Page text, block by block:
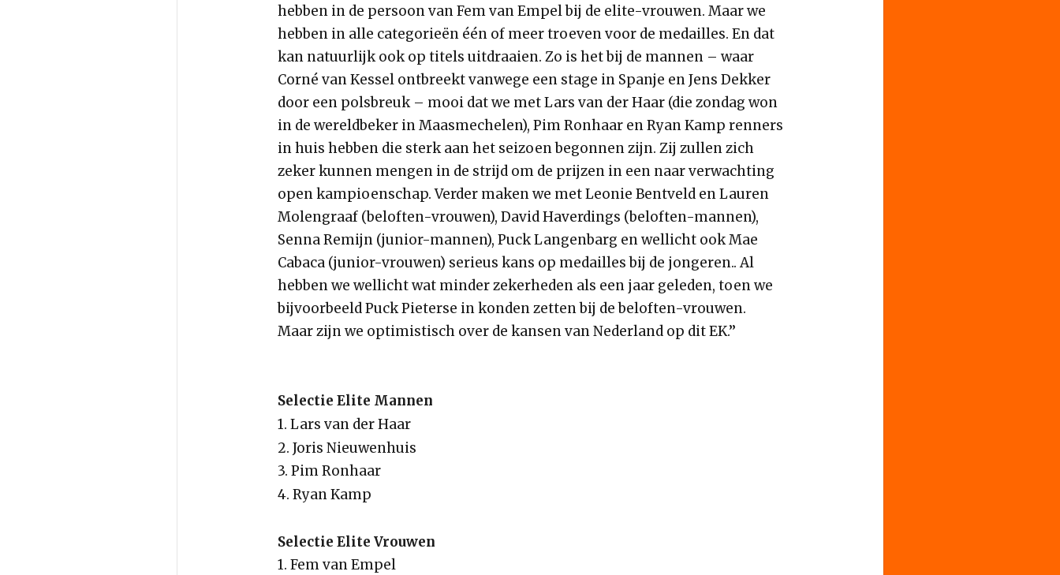
hebben in de persoon van Fem van Empel bij de elite-vrouwen. Maar we
hebben in alle categorieën één of meer troeven voor de medailles. En dat
kan natuurlijk ook op titels uitdraaien. Zo is het bij de mannen – waar
Corné van Kessel ontbreekt vanwege een stage in Spanje en Jens Dekker
door een polsbreuk – mooi dat we met Lars van der Haar (die zondag won
in de wereldbeker in Maasmechelen), Pim Ronhaar en Ryan Kamp renners
in huis hebben die sterk aan het seizoen begonnen zijn. Zij zullen zich
zeker kunnen mengen in de strijd om de prijzen in een naar verwachting
open kampioenschap. Verder maken we met Leonie Bentveld en Lauren
Molengraaf (beloften-vrouwen), David Haverdings (beloften-mannen),
Senna Remijn (junior-mannen), Puck Langenbarg en wellicht ook Mae
Cabaca (junior-vrouwen) serieus kans op medailles bij de jongeren.. Al
hebben we wellicht wat minder zekerheden als een jaar geleden, toen we
bijvoorbeeld Puck Pieterse in konden zetten bij de beloften-vrouwen.
Maar zijn we optimistisch over de kansen van Nederland op dit EK.’’
Selectie Elite Mannen
1. Lars van der Haar
2. Joris Nieuwenhuis
3. Pim Ronhaar
4. Ryan Kamp
Selectie Elite Vrouwen
1. Fem van Empel